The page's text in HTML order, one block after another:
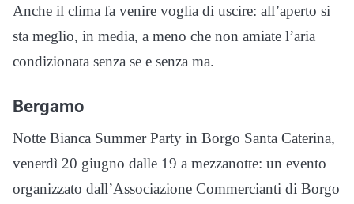
Anche il clima fa venire voglia di uscire: all’aperto si
sta meglio, in media, a meno che non amiate l’aria
condizionata senza se e senza ma.
Bergamo
Notte Bianca Summer Party in Borgo Santa Caterina,
venerdì 20 giugno dalle 19 a mezzanotte: un evento
organizzato dall’Associazione Commercianti di Borgo